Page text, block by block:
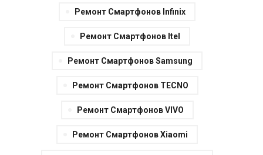
Ремонт Смартфонов Infinix
Ремонт Смартфонов Itel
Ремонт Смартфонов Samsung
Ремонт Смартфонов TECNO
Ремонт Смартфонов VIVO
Ремонт Смартфонов Xiaomi